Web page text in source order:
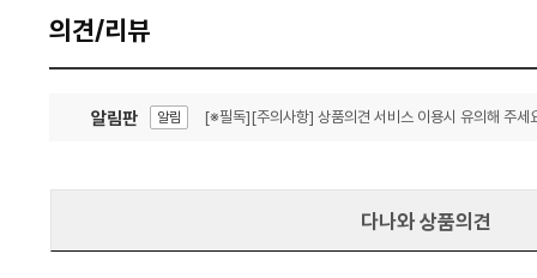
의견/리뷰
알림판 알림 [※필독][주의사항] 상품의견 서비스 이용시 유의해 주세
다나와 상품의견